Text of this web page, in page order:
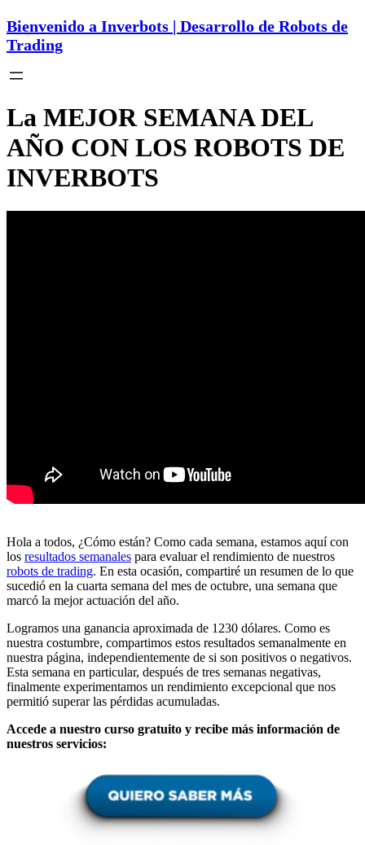
Bienvenido a Inverbots | Desarrollo de Robots de
Trading
La MEJOR SEMANA DEL
AÑO CON LOS ROBOTS DE
INVERBOTS
Hola a todos, ¿Cómo están? Como cada semana, estamos aquí con
los resultados semanales para evaluar el rendimiento de nuestros
robots de trading. En esta ocasión, compartiré un resumen de lo que
sucedió en la cuarta semana del mes de octubre, una semana que
marcó la mejor actuación del año.
Logramos una ganancia aproximada de 1230 dólares. Como es
nuestra costumbre, compartimos estos resultados semanalmente en
nuestra página, independientemente de si son positivos o negativos.
Esta semana en particular, después de tres semanas negativas,
finalmente experimentamos un rendimiento excepcional que nos
permitió superar las pérdidas acumuladas.
Accede a nuestro curso gratuito y recibe más información de
nuestros servicios: